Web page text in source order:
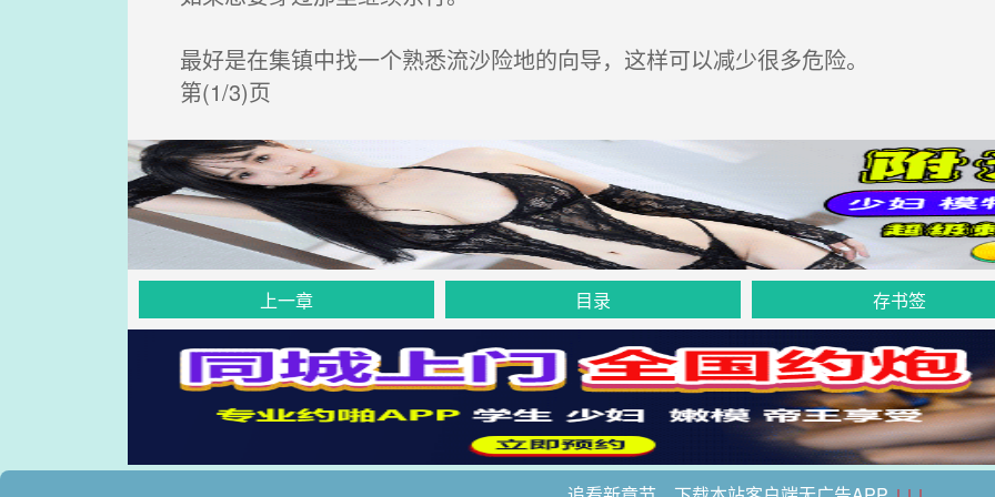
最好是在集镇中找一个熟悉流沙险地的向导，这样可以减少很多危险。
第(1/3)页
上一章 目录 存书签